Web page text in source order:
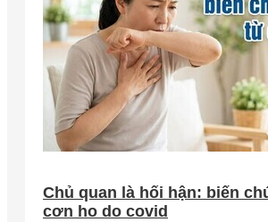
Chủ quan là hối hận: biến
cơn ho do covid